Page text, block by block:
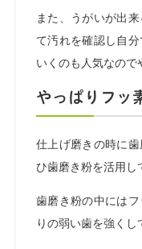
また、うがいが出
て汚れを確認し自
いくのも人気なので
やっぱりフッ
仕上げ磨きの時に
ひ歯磨き粉を活用し
歯磨き粉の中には
りの弱い歯を強くし